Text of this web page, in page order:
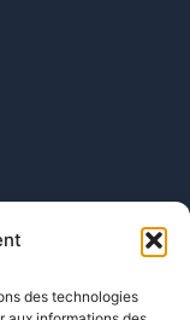
des technologies